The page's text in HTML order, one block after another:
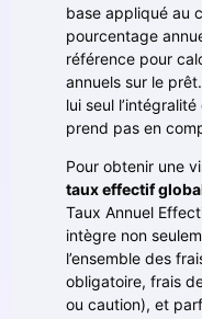
base appliqué au
pourcentage
référence pour
annuels sur le
lui seul
prend pas en
Pour obtenir une
taux effectif
Taux Annuel
intègre non
l’ensemble des
obligatoire, frais
ou caution), et